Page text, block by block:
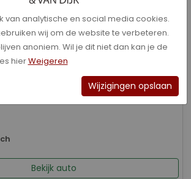
40 TFSI e Advanced edition
Bekijk auto
van analytische en social media cookies.
wij om de website te verbeteren.
anoniem. Wil je dit niet dan kan je de
hierWeigeren
Wijzigingen opslaan